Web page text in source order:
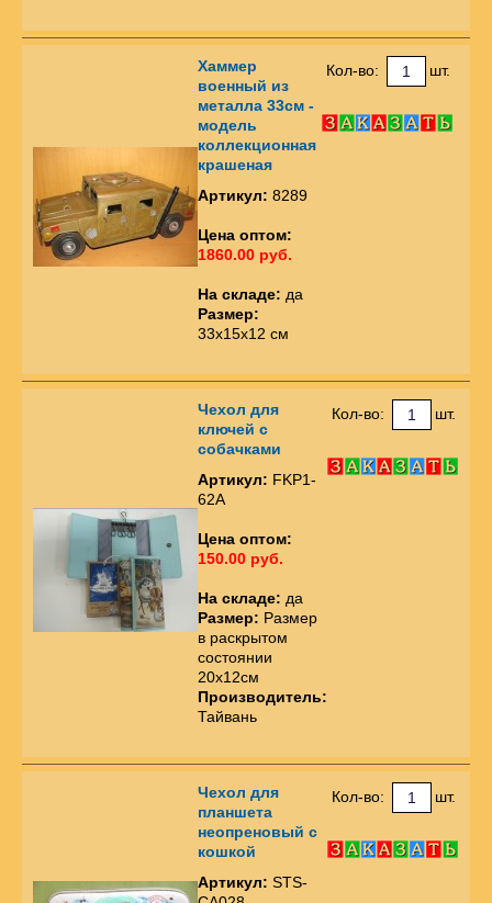
Хаммер
военный из
металла 33см -
модель
коллекционная
крашеная
Артикул: 8289
Цена оптом:
1860.00 руб.
На складе: да
Размер:
33х15х12 см
Кол-во: шт.
Чехол для
ключей с
собачками
Артикул: FKP1-
62A
Цена оптом:
150.00 руб.
На складе: да
Размер: Размер
в раскрытом
состоянии
20x12см
Производитель:
Тайвань
Кол-во: шт.
Чехол для
планшета
неопреновый с
кошкой
Артикул: STS-
Кол-во: шт.